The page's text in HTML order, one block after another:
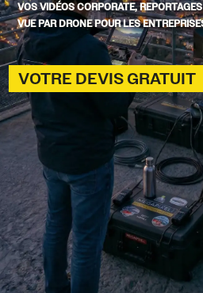
VOS VIDÉOS CORPORATE,
VUE PAR DRONE POUR LES
VOTRE DEVIS GRATUIT